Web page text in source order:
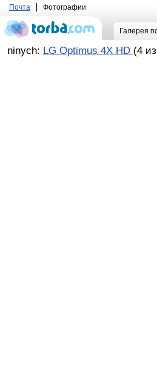
Почта Фотографии
Галерея
ninych: LG Optimus 4X HD (4